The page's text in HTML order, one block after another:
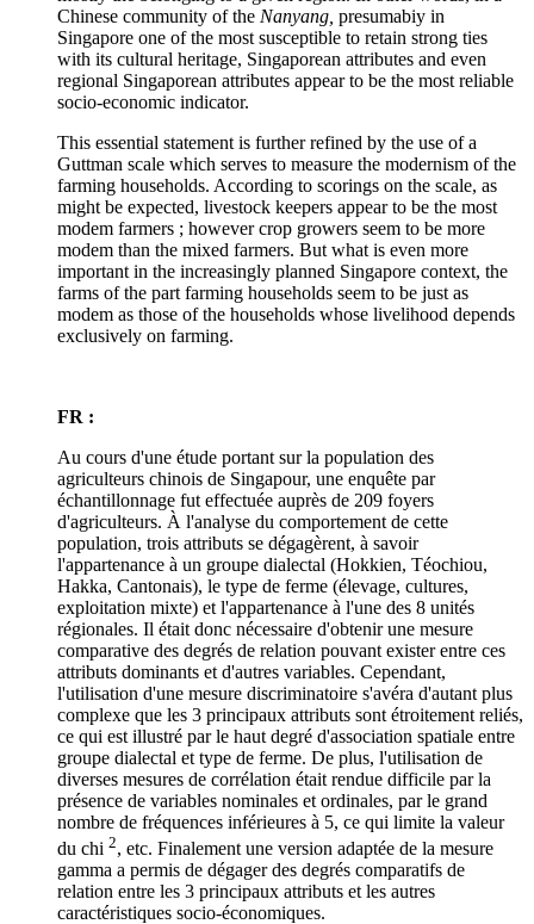
Chinese community of the Nanyang, presumabiy in
Singapore one of the most susceptible to retain strong ties
with its cultural heritage, Singaporean attributes and even
regional Singaporean attributes appear to be the most reliable
socio-economic indicator.
This essential statement is further refined by the use of a
Guttman scale which serves to measure the modernism of the
farming households. According to scorings on the scale, as
might be expected, livestock keepers appear to be the most
modem farmers ; however crop growers seem to be more
modem than the mixed farmers. But what is even more
important in the increasingly planned Singapore context, the
farms of the part farming households seem to be just as
modem as those of the households whose livelihood depends
exclusively on farming.
FR :
Au cours d'une étude portant sur la population des
agriculteurs chinois de Singapour, une enquête par
échantillonnage fut effectuée auprès de 209 foyers
d'agriculteurs. À l'analyse du comportement de cette
population, trois attributs se dégagèrent, à savoir
l'appartenance à un groupe dialectal (Hokkien, Téochiou,
Hakka, Cantonais), le type de ferme (élevage, cultures,
exploitation mixte) et l'appartenance à l'une des 8 unités
régionales. Il était donc nécessaire d'obtenir une mesure
comparative des degrés de relation pouvant exister entre ces
attributs dominants et d'autres variables. Cependant,
l'utilisation d'une mesure discriminatoire s'avéra d'autant plus
complexe que les 3 principaux attributs sont étroitement reliés,
ce qui est illustré par le haut degré d'association spatiale entre
groupe dialectal et type de ferme. De plus, l'utilisation de
diverses mesures de corrélation était rendue difficile par la
présence de variables nominales et ordinales, par le grand
nombre de fréquences inférieures à 5, ce qui limite la valeur
du chi 2, etc. Finalement une version adaptée de la mesure
gamma a permis de dégager des degrés comparatifs de
relation entre les 3 principaux attributs et les autres
caractéristiques socio-économiques.